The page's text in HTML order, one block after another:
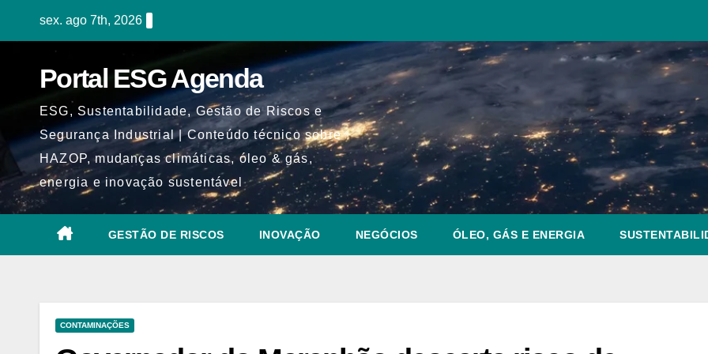
sex. ago 7th, 2026
Portal ESG Agenda
ESG, Sustentabilidade, Gestão de Riscos e
Segurança Industrial | Conteúdo técnico sobre
HAZOP, mudanças climáticas, óleo & gás,
energia e inovação sustentável
GESTÃO DE RISCOS INOVAÇÃO NEGÓCIOS ÓLEO, GÁS E ENERGIA
CONTAMINAÇÕES